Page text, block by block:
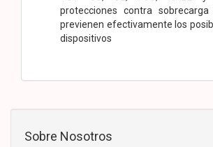
protecciones contra
previenen efectivamente los
dispositivos
Sobre Nosotros